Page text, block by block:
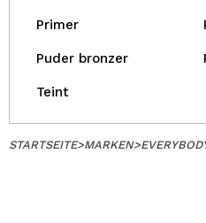
Primer
Puder bronzer
Teint
STARTSEITE>MARKEN>